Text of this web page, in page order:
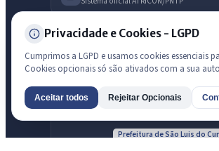
Diagnóstico Atricon
Índice de transparência
Prefeitura de São Luis do
Privacidade e Cookies - LGPD
Cumprimos a LGPD e usamos cookies essenciais
Cookies opcionais só são ativados com a sua
Aceitar todos Rejeitar Opcionais